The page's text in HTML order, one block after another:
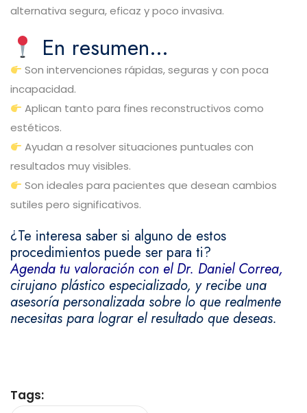
alternativa segura, eficaz y poco invasiva.
En resumen…
Son intervenciones rápidas, seguras y con poca
incapacidad.
Aplican tanto para fines reconstructivos como
estéticos.
Ayudan a resolver situaciones puntuales con
resultados muy visibles.
Son ideales para pacientes que desean cambios
sutiles pero significativos.
¿Te interesa saber si alguno de estos
procedimientos puede ser para ti?
Agenda tu valoración con el Dr. Daniel Correa,
cirujano plástico especializado, y recibe una
asesoría personalizada sobre lo que realmente
necesitas para lograr el resultado que deseas.
Tags: